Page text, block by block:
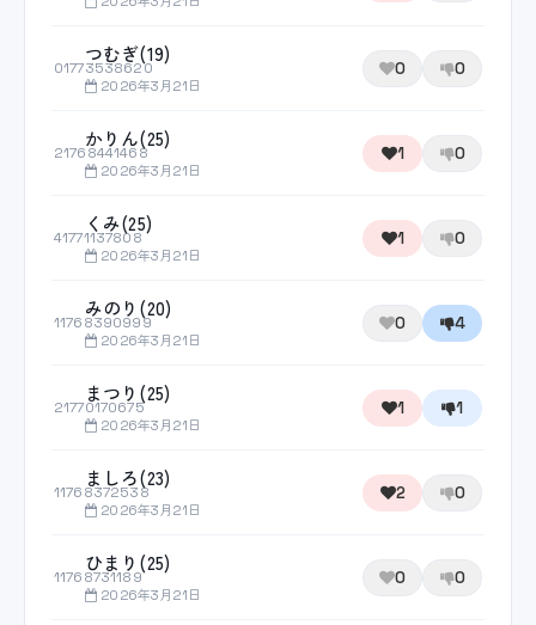
01773538620
つむぎ(19)
2026年3月21日
0 0
21768441468
かりん(25)
2026年3月21日
1 0
41771137808
くみ(25)
2026年3月21日
1 0
11768390999
みのり(20)
2026年3月21日
0 4
21770170675
まつり(25)
2026年3月21日
1 1
11768372538
ましろ(23)
2026年3月21日
2 0
11768731189
ひまり(25)
2026年3月21日
0 0